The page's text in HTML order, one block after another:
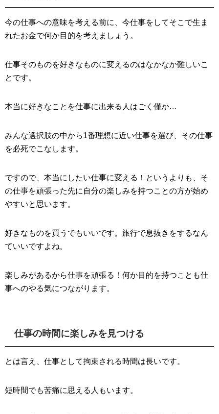
今の仕事への意味を考える前に、今仕事をしてそこで生ま
れたお金で何か目的を考えましょう。
仕事そのものを好きなものに変えるのはなかなか難しいこ
とです。
本当に好きなことを仕事に出来る人はごく僅か…
みんな選択肢の中から1番理想に近い仕事を選び、その仕事
を必死でこなします。
ですので、本当にしたい仕事に変える！というよりも、そ
の仕事を頑張った先に自分の楽しみを持つことの方が始め
やすいと思います。
好きなものを買うでもいいです。旅行で息抜きをするなん
ていいですよね。
楽しみがあるから仕事を頑張る！何か目的を持つことも仕
事へのやる気につながります。
仕事の時間に楽しみを見つける
とは言え、仕事として拘束される時間は長いです。
短時間でも苦痛に思える人もいます。